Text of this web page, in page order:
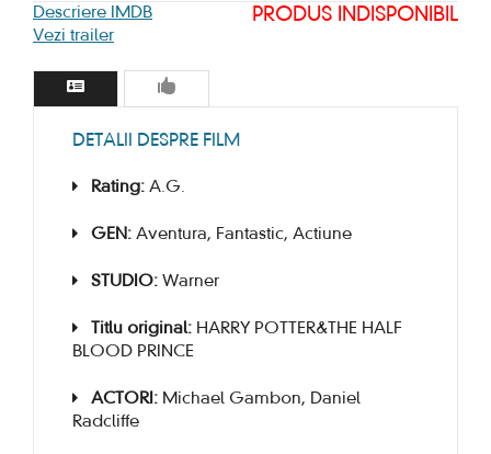
Descriere IMDB
Vezi trailer
PRODUS INDISPONIBIL
DETALII DESPRE FILM
Rating: A.G.
GEN: Aventura, Fantastic, Actiune
STUDIO: Warner
Titlu original: HARRY POTTER&THE HALF
BLOOD PRINCE
ACTORI: Michael Gambon, Daniel
Radcliffe